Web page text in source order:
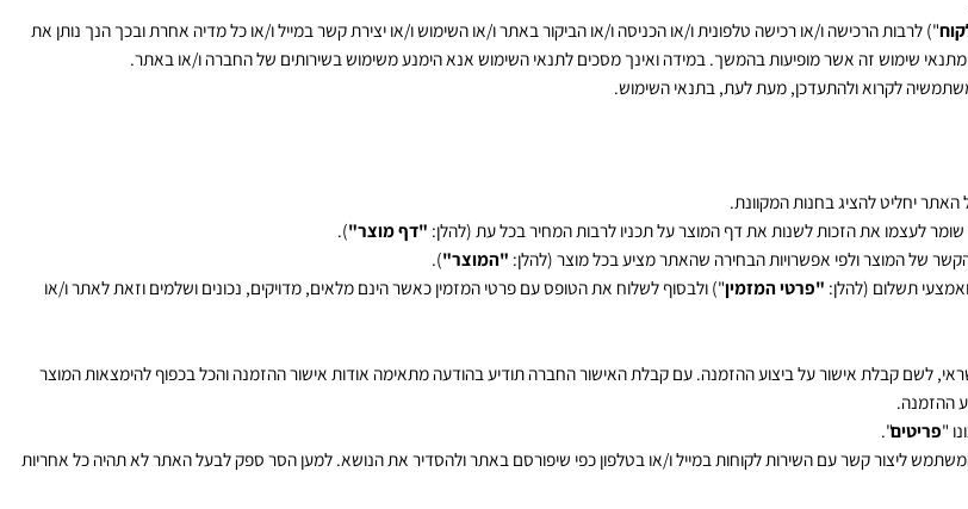
") לרבות הרכישה ו/או רכישה טלפונית ו/או הכניסה ו/או הביקור באתר ו/או השימוש ו/או יצירת קשר במייל ו/או כל מדיה אחרת ובכך הנך נותן את
זה אשר מופיעות בהמשך. במידה ואינך מסכים לתנאי השימוש אנא הימנע משימוש בשירותים של החברה ו/או באתר.
לקרוא ולהתעדכן, מעת לעת, בתנאי השימוש.
להציג בחנות המקוונת.
את הזכות לשנות את דף המוצר על תכניו לרבות המחיר בכל עת (להלן:"דף מוצר"
המוצר ולפי אפשרויות הבחירה שהאתר מציע בכל מוצר (להלן:"המוצר").
(להלן:
קבלת אישור על ביצוע ההזמנה. עם קבלת האישור החברה תודיע בהודעה מתאימה אודות אישור ההזמנה והכל בכפוף להימצאות המוצר
".
קשר עם השירות לקוחות במייל ו/או בטלפון כפי שיפורסם באתר ולהסדיר את הנושא. למען הסר ספק לבעל האתר לא תהיה כל אחריות